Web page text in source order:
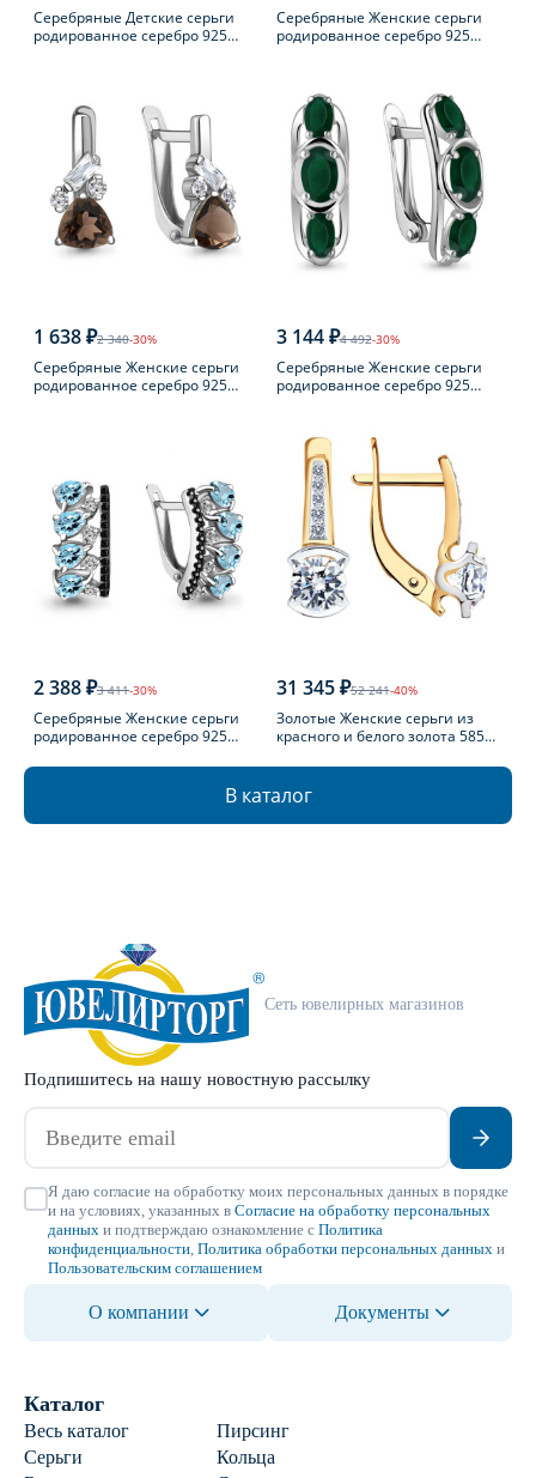
Серебряные Детские серьги
родированное серебро 925
Серебряные Женские серьги
родированное серебро 925
1 638 ₽2 340-30%
Серебряные Женские серьги
родированное серебро 925
3 144 ₽4 492-30%
Серебряные Женские серьги
родированное серебро 925
2 388 ₽3 411-30%
Серебряные Женские серьги
родированное серебро 925
31 345 ₽52 241-40%
Золотые Женские серьги из
красного и белого золота 585
В каталог
Сеть ювелирных магазинов
Подпишитесь на нашу новостную рассылку
Я даю согласие на обработку моих персональных данных в порядке
и на условиях, указанных в Согласие на обработку персональных
данных и подтверждаю ознакомление с Политика
конфиденциальности Политика обработки персональных данных и
Пользовательским соглашением
О компании Документы
Каталог
Весь каталог
Пирсинг
Серьги
Кольца